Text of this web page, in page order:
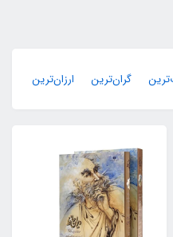
گران‌ترین ارزان‌ترین